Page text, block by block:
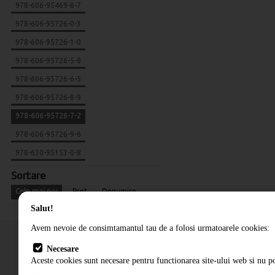
978-606-95469-8-7
978-606-95726-0-3
978-606-95726-1-0
978-606-95726-5-8
978-606-95726-6-5
978-606-95726-8-9
978-606-95726-7-2
978-606-95726-9-6
978-630-95153-0-8
Sortare
Cele mai noi Pret Denumire
Salut!
Avem nevoie de consimtamantul tau de a folosi urmatoarele cookies:
Necesare
Aceste cookies sunt necesare pentru functionarea site-ului web si nu